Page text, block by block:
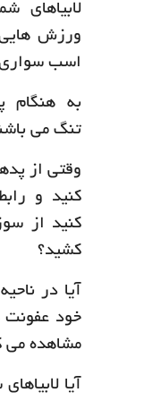
لابیاهای
ورزش
اسب سواری
به هنگام
تنگ می
وقتی از
کنید و
کنید از
کشید؟
آیا در
خود عفونت
مشاهده می
آیا